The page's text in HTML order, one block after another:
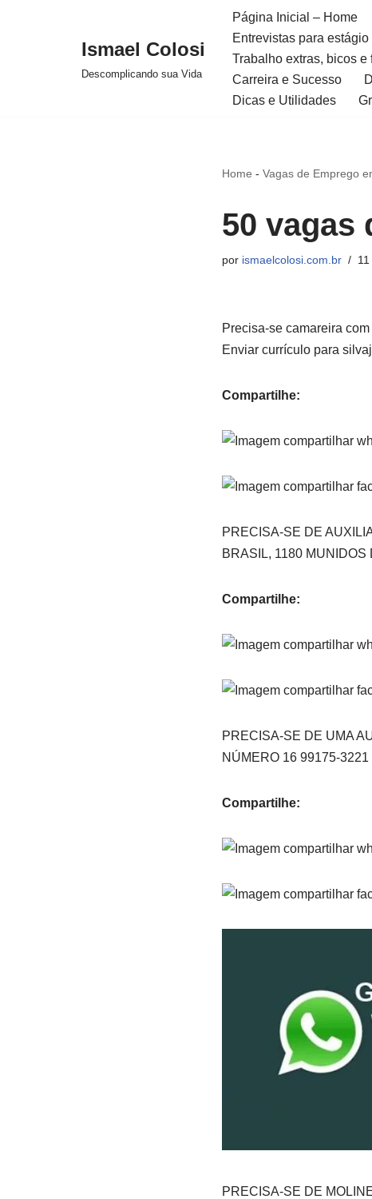
Ismael Colosi
Descomplicando sua Vida
Página Inicial – Home
Entrevistas para
Trabalho extras, bicos
Carreira e Sucesso
Dicas e Utilidades
Home - Vagas de Emprego
50 vagas
por ismaelcolosi.com.br
Precisa-se camareira
Enviar currículo para
Compartilhe:
PRECISA-SE DE
BRASIL, 1180
Compartilhe:
PRECISA-SE DE UMA
NÚMERO 16 99175-
Compartilhe:
PRECISA-SE DE